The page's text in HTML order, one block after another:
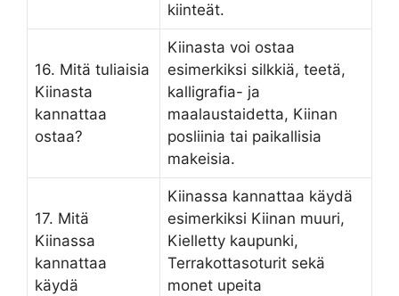
kiinteät.
16. Mitä tuliaisia
Kiinasta
kannattaa
ostaa?
Kiinasta voi ostaa
esimerkiksi silkkiä, teetä,
kalligrafia- ja
maalaustaidetta, Kiinan
posliinia tai paikallisia
makeisia.
17. Mitä
Kiinassa
kannattaa
käydä
Kiinassa kannattaa käydä
esimerkiksi Kiinan muuri,
Kielletty kaupunki,
Terrakottasoturit sekä
monet upeita